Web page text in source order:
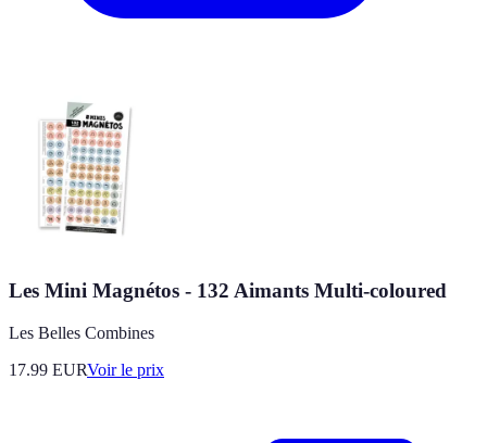
Les Mini Magnétos - 132 Aimants Multi-coloured
Les Belles Combines
17.99 EURVoir le prix